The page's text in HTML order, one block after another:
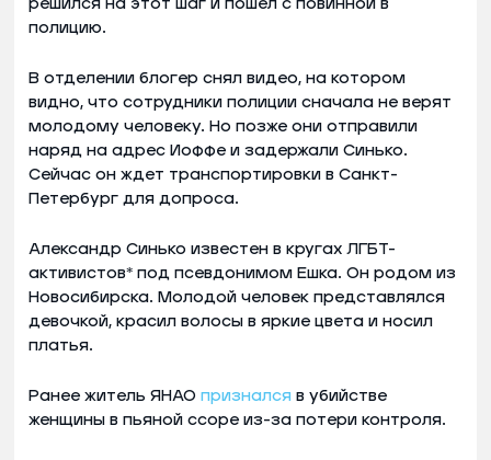
решился на этот шаг и пошел с повинной в
полицию.
В отделении блогер снял видео, на котором
видно, что сотрудники полиции сначала не верят
молодому человеку. Но позже они отправили
наряд на адрес Иоффе и задержали Синько.
Сейчас он ждет транспортировки в Санкт-
Петербург для допроса.
Александр Синько известен в кругах ЛГБТ-
активистов* под псевдонимом Ешка. Он родом из
Новосибирска. Молодой человек представлялся
девочкой, красил волосы в яркие цвета и носил
платья.
Ранее житель ЯНАО признался в убийстве
женщины в пьяной ссоре из-за потери контроля.